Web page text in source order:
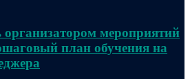
организатором мероприятий
план обучения на